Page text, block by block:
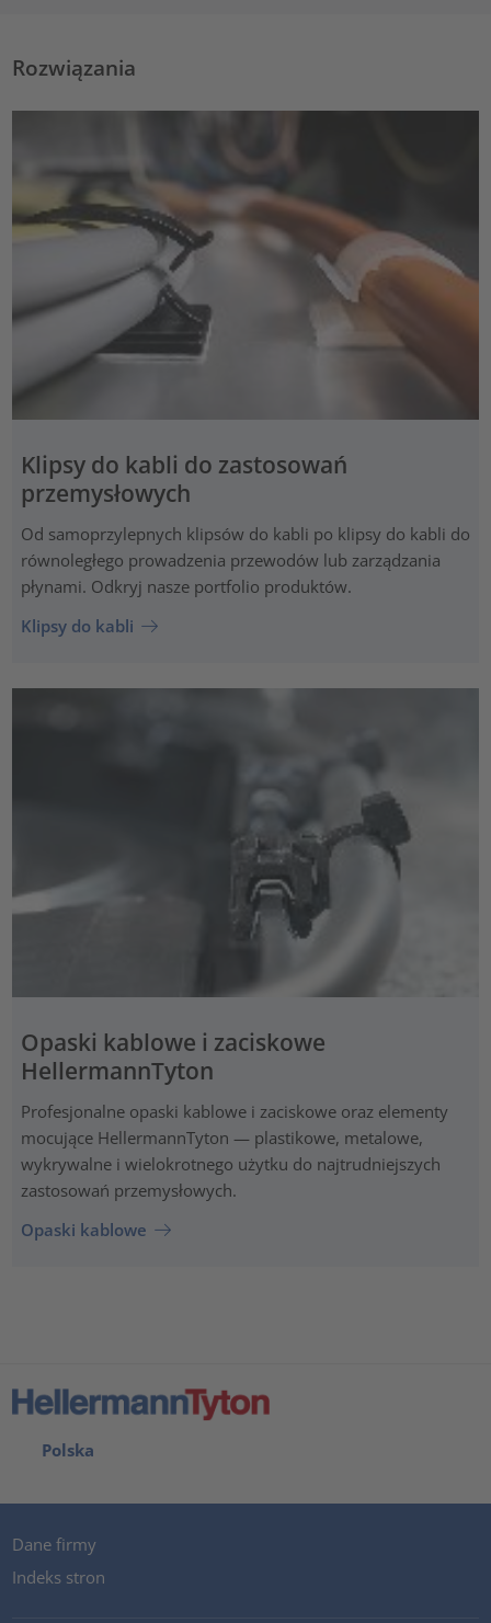
Rozwiązania
Klipsy do kabli do zastosowań
przemysłowych
Od samoprzylepnych klipsów do kabli po klipsy do kabli do
równoległego prowadzenia przewodów lub zarządzania
płynami. Odkryj nasze portfolio produktów.
Klipsy do kabli
Opaski kablowe i zaciskowe
HellermannTyton
Profesjonalne opaski kablowe i zaciskowe oraz elementy
mocujące HellermannTyton — plastikowe, metalowe,
wykrywalne i wielokrotnego użytku do najtrudniejszych
zastosowań przemysłowych.
Opaski kablowe
Polska
Dane firmy
Indeks stron